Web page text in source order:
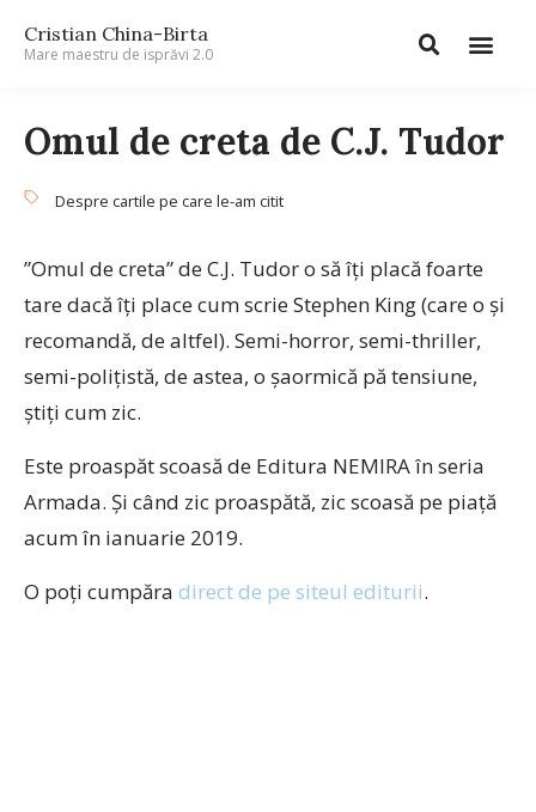
Cristian China-Birta
Mare maestru de isprăvi 2.0
Omul de creta de C.J. Tudor
Despre cartile pe care le-am citit
”Omul de creta” de C.J. Tudor o să îți placă foarte
tare dacă îți place cum scrie Stephen King (care o și
recomandă, de altfel). Semi-horror, semi-thriller,
semi-polițistă, de astea, o șaormică pă tensiune,
știți cum zic.
Este proaspăt scoasă de Editura NEMIRA în seria
Armada. Și când zic proaspătă, zic scoasă pe piață
acum în ianuarie 2019.
O poți cumpăra direct de pe siteul editurii.